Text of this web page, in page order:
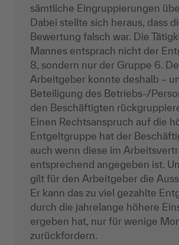
sämtliche Eingruppierungen
Dabei stellte sich heraus, dass
Bewertung falsch war. Die
Mannes entsprach nicht der
8, sondern nur der Gruppe 6.
Arbeitgeber konnte deshalb –
Beteiligung des Betriebs-/
den Beschäftigten
Einen Rechtsanspruch auf die
Entgeltgruppe hat der
auch wenn diese im
entsprechend angegeben ist.
gilt für den Arbeitgeber die
Er kann das zu viel gezahlte
durch die jahrelange höhere
ergeben hat, nur für wenige
zurückfordern.